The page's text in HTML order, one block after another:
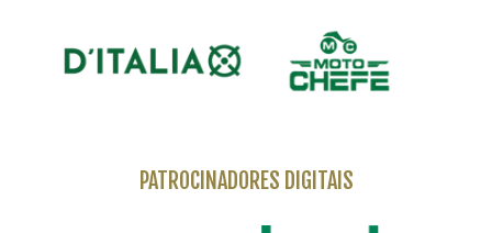
PATROCINADORES DIGITAIS